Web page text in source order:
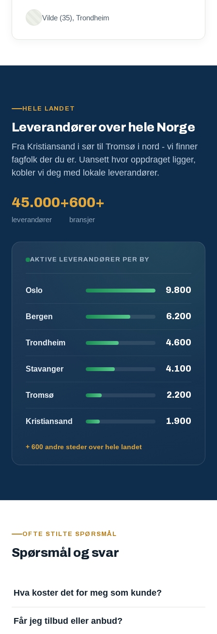
Vilde (35), Trondheim
HELE LANDET
Leverandører over hele Norge
Fra Kristiansand i sør til Tromsø i nord - vi finner
fagfolk der du er. Uansett hvor oppdraget ligger,
kobler vi deg med lokale leverandører.
45.000+
leverandører
600+
bransjer
AKTIVE LEVERANDØRER PER BY
Oslo 9.800
Bergen 6.200
Trondheim 4.600
Stavanger 4.100
Tromsø 2.200
Kristiansand 1.900
+ 600 andre steder over hele landet
OFTE STILTE SPØRSMÅL
Spørsmål og svar
Hva koster det for meg som kunde?
å motta svar. Tjenesten finansieres av
Får jeg tilbud eller anbud?